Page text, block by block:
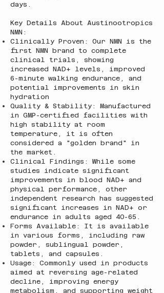
days.
Key Details About Austinootropics
NMN:
Clinically Proven: Our NMN is the
first NMN brand to complete
clinical trials, showing
increased NAD+ levels, improved
6-minute walking endurance, and
potential improvements in skin
hydration
Quality & Stability: Manufactured
in GMP-certified facilities with
high stability at room
temperature, it is often
considered a "golden brand" in
the market.
Clinical Findings: While some
studies indicate significant
improvements in blood NAD+ and
physical performance, other
independent research has suggested
significant increases in NAD+ or
endurance in adults aged 40-65.
Forms Available: It is available
in various forms, including raw
powder, sublingual powder,
tablets, and capsules.
Usage: Commonly used in products
aimed at reversing age-related
decline, improving energy
metabolism, and supporting weight